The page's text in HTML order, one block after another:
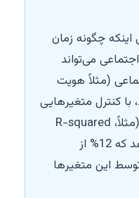
اینکه چگونه زمان
می‌تواند
(مثلاً هویت
با کنترل متغیرهایی
مانند سن و جنسیت. (مثلاً، R-squared
برابر 0.12 نشان می‌دهد که 12% از
این متغیرها